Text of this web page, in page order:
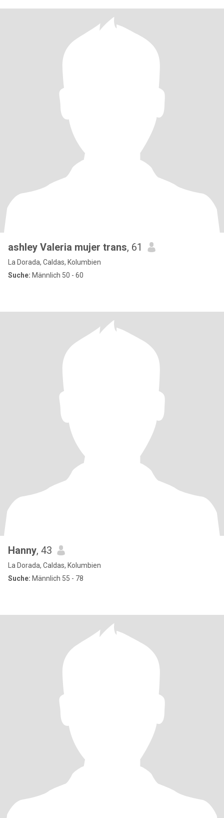
ashley Valeria mujer trans, 61
La Dorada, Caldas, Kolumbien
Suche: Männlich 50 - 60
Hanny, 43
La Dorada, Caldas, Kolumbien
Suche: Männlich 55 - 78